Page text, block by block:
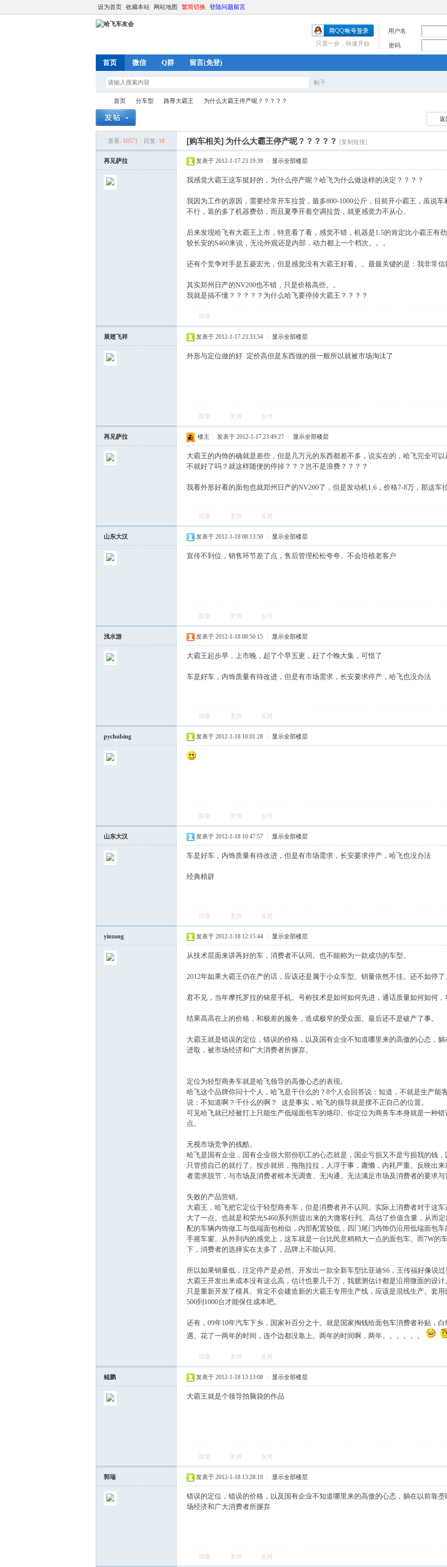
设为首页 收藏本站 网站地图 繁简切换 登陆问题留言
用户名
密码
只需一步，快速开始
首页 微信 Q群 留言(免登)
帖子
索
车
友
会
首页
›
分车型
›
路尊大霸王
›
为什么大霸王停产呢？？？？？
返
查看: 10571 回复: 16 [购车相关] 为什么大霸王停产呢？？？？？ [复制链接]
再见萨拉 发表于 2012-1-17 23:19:39 显示全部楼层
我感觉大霸王这车挺好的，为什么停产呢？哈飞为什么做这样的决定？？？？
我因为工作的原因，需要经常开车拉货，最多800-1000公斤，目前开小霸王，虽说
不行，装的多了机器费劲，而且夏季开着空调拉货，就更感觉力不从心。
后来发现哈飞有大霸王上市，特意看了看，感觉不错，机器是1.5的肯定比小霸王有
较长安的S460来说，无论外观还是内部，动力都上一个档次。。。
还有个竞争对手是五菱宏光，但是感觉没有大霸王好看。。最最关键的是：我非常信
其实郑州日产的NV200也不错，只是价格高些。。
我就是搞不懂？？？？？为什么哈飞要停掉大霸王？？？？
回复
展翅飞祥 发表于 2012-1-17 23:33:54 显示全部楼层
外形与定位做的好 定价高但是东西做的很一般所以就被市场淘汰了
回复 支持 反对
再见萨拉 楼主 发表于 2012-1-17 23:49:27 显示全部楼层
大霸王的内饰的确就是差些，但是几万元的东西都差不多，说实在的，哈飞完全可
不就好了吗？就这样随便的停掉？？？岂不是浪费？？？？
我看外形好看的面包也就郑州日产的NV200了，但是发动机1.6，价格7-8万，那这车
回复 支持 反对
山东大汉 发表于 2012-1-18 08:13:50 显示全部楼层
宣传不到位，销售环节差了点，售后管理松松夸夸。不会培植老客户
回复 支持 反对
浅水游 发表于 2012-1-18 08:50:15 显示全部楼层
大霸王起步早，上市晚，起了个早五更，赶了个晚大集，可惜了
车是好车，内饰质量有待改进，但是有市场需求，长安要求停产，哈飞也没办法
回复 支持 反对
pychubing 发表于 2012-1-18 10:01:28 显示全部楼层
回复 支持 反对
山东大汉 发表于 2012-1-18 10:47:57 显示全部楼层
车是好车，内饰质量有待改进，但是有市场需求，长安要求停产，哈飞也没办法
经典精辟
回复 支持 反对
yinzong 发表于 2012-1-18 12:15:44 显示全部楼层
从技术层面来讲再好的车，消费者不认同。也不能称为一款成功的车型。
2012年如果大霸王仍在产的话，应该还是属于小众车型。销量依然不佳。还不如停了
君不见，当年摩托罗拉的铱星手机。号称技术是如何如何先进，通话质量如何如何，
结果高高在上的价格，和极差的服务，造成极窄的受众面。最后还不是破产了事。
大霸王就是错误的定位，错误的价格，以及国有企业不知道哪里来的高傲的心态，
进取，被市场经济和广大消费者所摒弃。
定位为轻型商务车就是哈飞领导的高傲心态的表现。
哈飞这个品牌你问十个人，哈飞是干什么的？8个人会回答说：知道，不就是生产能
说：不知道啊？干什么的啊？ 这是事实，哈飞的领导就是摆不正自己的位置。
可见哈飞就已经被打上只能生产低端面包车的烙印。你定位为商务车本身就是一种
点。
无视市场竞争的残酷。
哈飞是国有企业，国有企业很大部份职工的心态就是，国企亏损又不是亏损我的钱
只管捞自己的就行了。按步就班，拖拖拉拉，人浮于事，庸懒，内耗严重。反映出
者需求脱节，与市场及消费者根本无调查、无沟通。无法满足市场及消费者的要求与
失败的产品营销。
大霸王，哈飞把它定位于轻型商务车，但是消费者并不认同。实际上消费者对于这
大了一点。也就是和荣光S460系列所提出来的大微客行列。高估了价值含量，从而
配的车辆内饰做工与低端面包相似，内部配置较低，四门尾门内饰仍沿用低端面包
手摇车窗。从外到内的感觉上，这车就是一台比民意稍稍大一点的面包车。而7W的
下，消费者的选择实在太多了，品牌上不能认同。
所以如果销量低，注定停产是必然。开发出一款全新车型比亚迪S6，王传福好像说过
大霸王开发出来成本没有这么高，估计也要几千万，我臆测估计都是沿用微面的设
只是重新开发了模具。肯定不会建造新的大霸王专用生产线，应该是混线生产。套
500到1000台才能保住成本吧。
还有，09年10年汽车下乡，国家补百分之十。就是国家掏钱给面包车消费者补贴，
遇。花了一两年的时间，连个边都没靠上。两年的时间啊，两年。。。。。。
回复 支持 反对
鲲鹏 发表于 2012-1-18 13:13:08 显示全部楼层
大霸王就是个领导拍脑袋的作品
回复 支持 反对
郭瑞 发表于 2012-1-18 13:28:19 显示全部楼层
错误的定位，错误的价格，以及国有企业不知道哪里来的高傲的心态，躺在以前靠
场经济和广大消费者所摒弃
回复 支持 反对